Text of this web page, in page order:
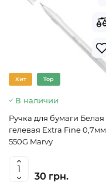
Хит Top
В наличии
Ручка для бумаги Белая
гелевая Extra Fine 0,7мм
550G Marvy
30 грн.